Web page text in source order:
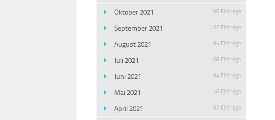
Oktober 2021 66 Einträge
September 2021 122 Einträge
August 2021 85 Einträge
Juli 2021 68 Einträge
Juni 2021 84 Einträge
Mai 2021 76 Einträge
April 2021 82 Einträge